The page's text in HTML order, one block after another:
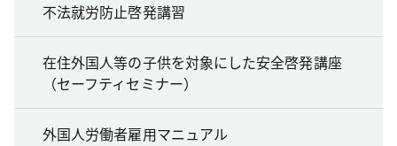
不法就労防止啓発講習
在住外国人等の子供を対象にした安全啓発講座
（セーフティセミナー）
外国人労働者雇用マニュアル